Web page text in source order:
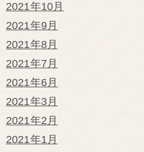
2021年10月
2021年9月
2021年8月
2021年7月
2021年6月
2021年3月
2021年2月
2021年1月